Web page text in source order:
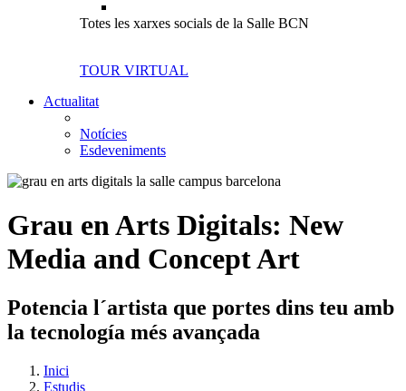
Totes les xarxes socials de la Salle BCN
TOUR VIRTUAL
Actualitat
Notícies
Esdeveniments
Grau en Arts Digitals: New
Media and Concept Art
Potencia l´artista que portes dins teu amb
la tecnología més avançada
Inici
Estudis